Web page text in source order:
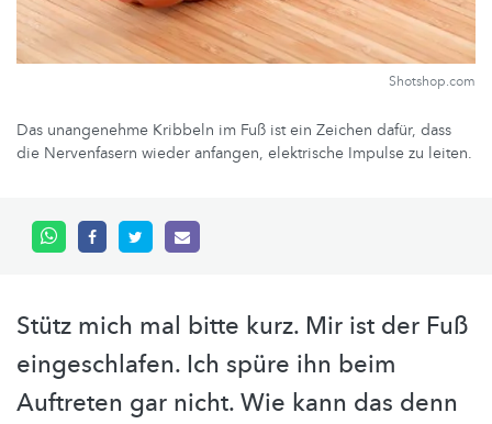
Shotshop.com
Das unangenehme Kribbeln im Fuß ist ein Zeichen dafür, dass
die Nervenfasern wieder anfangen, elektrische Impulse zu leiten.
Stütz mich mal bitte kurz. Mir ist der Fuß
eingeschlafen. Ich spüre ihn beim
Auftreten gar nicht. Wie kann das denn